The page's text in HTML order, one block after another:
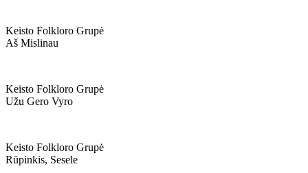
Keisto Folkloro Grupė
Aš Mislinau
Keisto Folkloro Grupė
Užu Gero Vyro
Keisto Folkloro Grupė
Rūpinkis, Sesele